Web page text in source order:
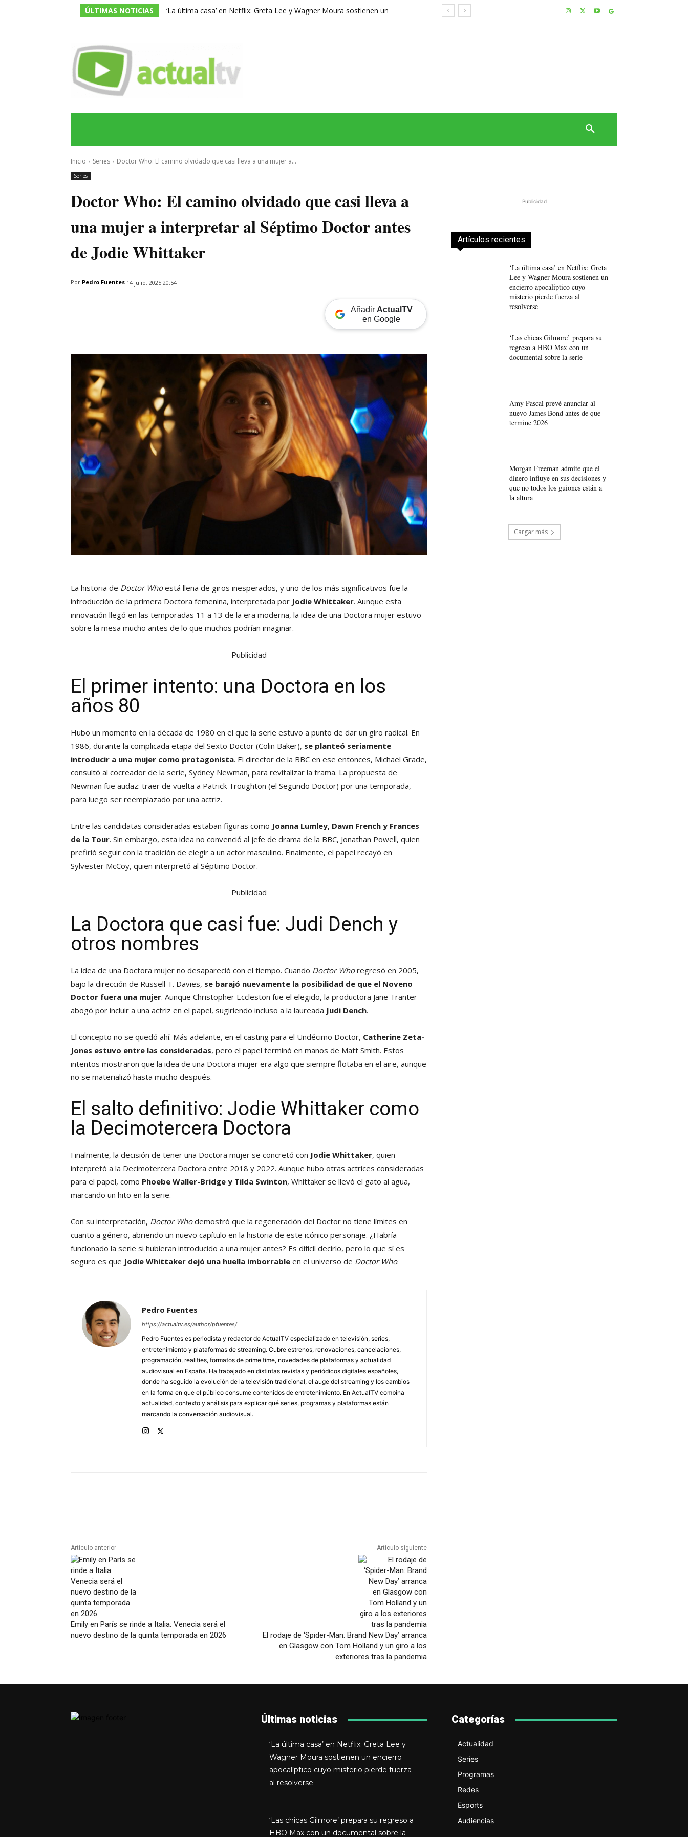
ÚLTIMAS NOTICIAS
‘La última casa’ en Netflix: Greta Lee y Wagner Moura sostienen un
Inicio Series Doctor Who: El camino olvidado que casi lleva a una mujer a...
Series
Doctor Who: El camino olvidado que casi lleva a
una mujer a interpretar al Séptimo Doctor antes
de Jodie Whittaker
Por Pedro Fuentes 14 julio, 2025 20:54
Añadir ActualTV
en Google
La historia de Doctor Whoestá llena de giros inesperados, y uno de los más significativos fue la
introducción de la primera Doctora femenina, interpretada por Jodie Whittaker. Aunque esta
innovación llegó en las temporadas 11 a 13 de la era moderna, la idea de una Doctora mujer estuvo
sobre la mesa mucho antes de lo que muchos podrían imaginar.
Publicidad
El primer intento: una Doctora en los
años 80
Hubo un momento en la década de 1980 en el que la serie estuvo a punto de dar un giro radical. En
1986, durante la complicada etapa del Sexto Doctor (Colin Baker), se planteó seriamente
introducir a una mujer como protagonista. El director de la BBC en ese entonces, Michael Grade,
consultó al cocreador de la serie, Sydney Newman, para revitalizar la trama. La propuesta de
Newman fue audaz: traer de vuelta a Patrick Troughton (el Segundo Doctor) por una temporada,
para luego ser reemplazado por una actriz.
Entre las candidatas consideradas estaban figuras como Joanna Lumley, Dawn French y Frances
de la Tour. Sin embargo, esta idea no convenció al jefe de drama de la BBC, Jonathan Powell, quien
prefirió seguir con la tradición de elegir a un actor masculino. Finalmente, el papel recayó en
Sylvester McCoy, quien interpretó al Séptimo Doctor.
Publicidad
La Doctora que casi fue: Judi Dench y
otros nombres
La idea de una Doctora mujer no desapareció con el tiempo. Cuando Doctor Whoregresó en 2005,
bajo la dirección de Russell T. Davies, se barajó nuevamente la posibilidad de que el Noveno
Doctor fuera una mujer. Aunque Christopher Eccleston fue el elegido, la productora Jane Tranter
abogó por incluir a una actriz en el papel, sugiriendo incluso a la laureada Judi Dench.
El concepto no se quedó ahí. Más adelante, en el casting para el Undécimo Doctor, Catherine Zeta-
Jones estuvo entre las consideradas, pero el papel terminó en manos de Matt Smith. Estos
intentos mostraron que la idea de una Doctora mujer era algo que siempre flotaba en el aire, aunque
no se materializó hasta mucho después.
El salto definitivo: Jodie Whittaker como
la Decimotercera Doctora
Finalmente, la decisión de tener una Doctora mujer se concretó con Jodie Whittaker, quien
interpretó a la Decimotercera Doctora entre 2018 y 2022. Aunque hubo otras actrices consideradas
para el papel, como Phoebe Waller-Bridge y Tilda Swinton, Whittaker se llevó el gato al agua,
marcando un hito en la serie.
Con su interpretación, Doctor Whodemostró que la regeneración del Doctor no tiene límites en
cuanto a género, abriendo un nuevo capítulo en la historia de este icónico personaje. ¿Habría
funcionado la serie si hubieran introducido a una mujer antes? Es difícil decirlo, pero lo que sí es
seguro es que Jodie Whittaker dejó una huella imborrable en el universo de Doctor Who.
Pedro Fuentes
https://actualtv.es/author/pfuentes/
Pedro Fuentes es periodista y redactor de ActualTV especializado en televisión, series,
entretenimiento y plataformas de streaming. Cubre estrenos, renovaciones, cancelaciones,
programación, realities, formatos de prime time, novedades de plataformas y actualidad
audiovisual en España. Ha trabajado en distintas revistas y periódicos digitales españoles,
donde ha seguido la evolución de la televisión tradicional, el auge del streaming y los cambios
en la forma en que el público consume contenidos de entretenimiento. En ActualTV combina
actualidad, contexto y análisis para explicar qué series, programas y plataformas están
marcando la conversación audiovisual.
Artículo anterior
Emily en París se rinde a Italia: Venecia será el
nuevo destino de la quinta temporada en 2026
Artículo siguiente
El rodaje de ‘Spider-Man: Brand New Day’ arranca
en Glasgow con Tom Holland y un giro a los
exteriores tras la pandemia
Publicidad
Artículos recientes
‘La última casa’ en Netflix: Greta
Lee y Wagner Moura sostienen un
encierro apocalíptico cuyo
misterio pierde fuerza al
resolverse
‘Las chicas Gilmore’ prepara su
regreso a HBO Max con un
documental sobre la serie
Amy Pascal prevé anunciar al
nuevo James Bond antes de que
termine 2026
Morgan Freeman admite que el
dinero influye en sus decisiones y
que no todos los guiones están a
la altura
Cargar más
Últimas noticias
‘La última casa’ en Netflix: Greta Lee y
Wagner Moura sostienen un encierro
apocalíptico cuyo misterio pierde fuerza
al resolverse
‘Las chicas Gilmore’ prepara su regreso a
HBO Max con un documental sobre la
Categorías
Actualidad
Series
Programas
Redes
Esports
Audiencias